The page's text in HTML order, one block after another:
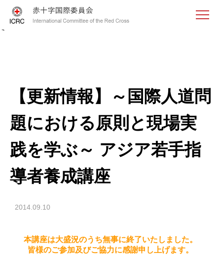
<
【更新情報】～国際人道問
題における原則と現場実
践を学ぶ～ アジア若手指
導者養成講座
2014.09.10
本講座は大盛況のうち無事に終了いたしました。
皆様のご参加及びご協力に感謝申し上げます。